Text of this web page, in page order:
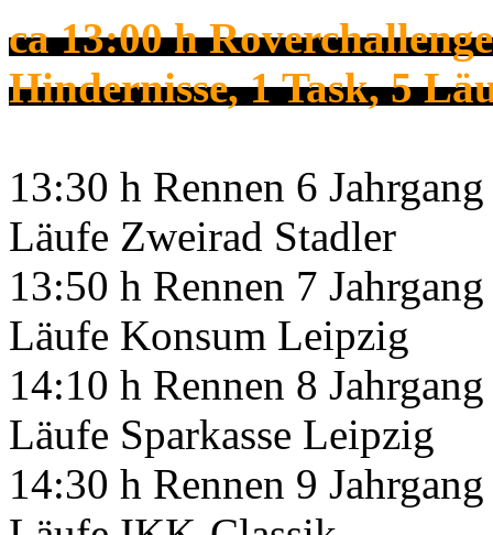
ca 13:00 h
Hindernisse, 1 Task, 5
13:30 h Rennen 6
Läufe Zweirad Stadler
13:50 h Rennen 7
Läufe Konsum Leipzig
14:10 h Rennen 8
Läufe Sparkasse Leipzig
14:30 h Rennen 9